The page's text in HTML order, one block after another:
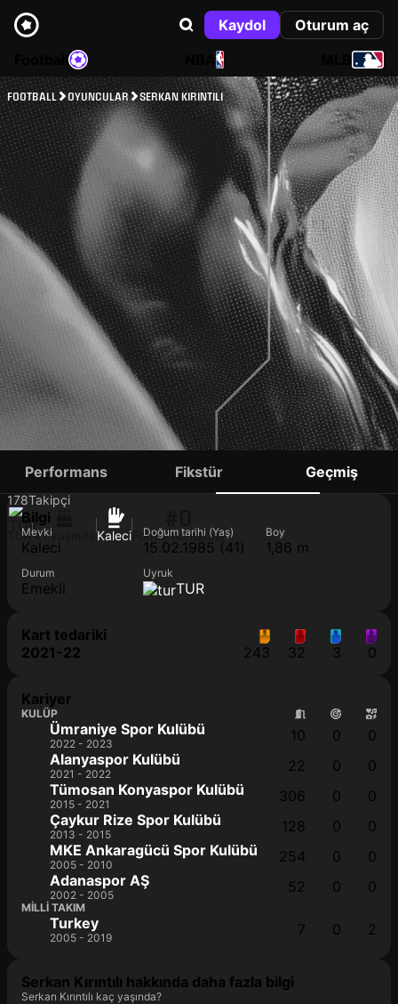
Kaydol
Oturum aç
NBA
FOOTBALL OYUNCULAR SERKAN KIRINTILI
SERKAN KIRINTILI
178Takipçi
TUR41 yaşında Kaleci Forma numarası
Performans Fikstür Geçmiş
Bilgi
Mevki
Kaleci
Doğum tarihi (Yaş)
15.02.1985 (41)
Boy
1,86 m
Durum
Emekli
Uyruk
TUR
Kart tedariki
2021-22
243 32 3 0
Kariyer
KULÜP
Ümraniye Spor Kulübü
2022 - 2023 10 0
0
Alanyaspor Kulübü
2021 - 2022 22 0
0
Tümosan Konyaspor Kulübü
2015 - 2021 306 0
0
Çaykur Rize Spor Kulübü
2013 - 2015 128 0
0
MKE Ankaragücü Spor Kulübü
2005 - 2010 254 0
0
Adanaspor AŞ
2002 - 2005 52 0 0
MILLI TAKIM
Turkey
2005 - 2019 7 0 2
Serkan Kırıntılı hakkında daha fazla bilgi
Serkan Kırıntılı kaç yaşında?